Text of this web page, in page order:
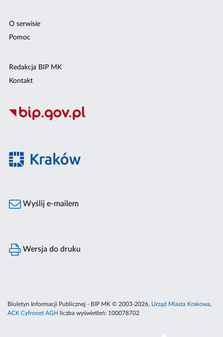
O serwisie
Pomoc
Redakcja BIP MK
Kontakt
Wyślij e-mailem
Wersja do druku
Biuletyn Informacji Publicznej - BIP MK © 2003-2026, Urząd Miasta Krakowa,
ACK Cyfronet AGH
liczba wyświetleń: 100078702